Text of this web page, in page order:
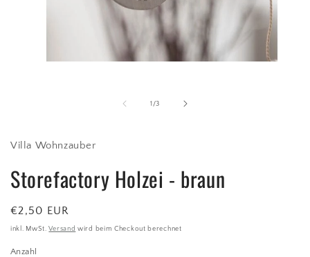
1 /von
3
Villa Wohnzauber
Storefactory Holzei - braun
Normaler
Preis
€2,50 EUR
inkl. MwSt.Versand wird beim Checkout berechnet
Anzahl